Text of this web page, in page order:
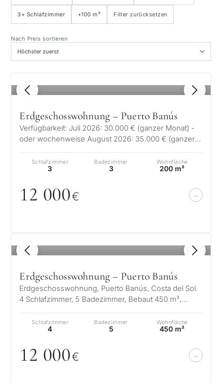
Strandnähe
Meerblick
Golfplatzblick
Privater Garten
Mehr Kriterien
3+ Schlafzimmer +100 m² Filter zurücksetzen
Nach Preis sortieren
1 / 8
Erdgeschosswohnung – Puerto Banús
Verfügbarkeit: Juli 2026: 30.000 € (ganzer Monat) -
oder wochenweise August 2026: 35.000 € (ganzer
Schlafzimmer
3
Badezimmer
3
Wohnfläche
200 m²
12 000€
1 / 8
Erdgeschosswohnung – Puerto Banús
Erdgeschosswohnung, Puerto Banús, Costa del Sol.
4 Schlafzimmer, 5 Badezimmer, Bebaut 450 m²,
Schlafzimmer
4
Badezimmer
5
Wohnfläche
450 m²
12 000€